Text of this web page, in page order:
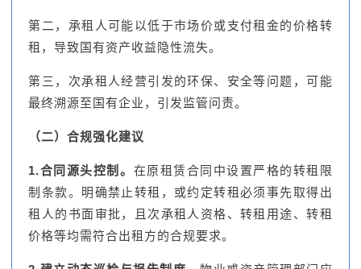
第二，承租人可能以低于市场价或支付租金的价格转
租，导致国有资产收益隐性流失。
第三，次承租人经营引发的环保、安全等问题，可能
最终溯源至国有企业，引发监管问责。
（二）合规强化建议
1.合同源头控制。 在原租赁合同中设置严格的转租限
制条款。明确禁止转租，或约定转租必须事先取得出
租人的书面审批，且次承租人资格、转租用途、转租
价格等均需符合出租方的合规要求。